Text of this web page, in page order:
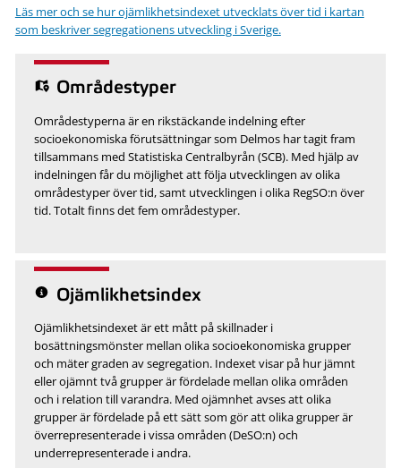
Läs mer och se hur ojämlikhetsindexet utvecklats över tid i kartan
som beskriver segregationens utveckling i Sverige.
Områdestyper
Områdestyperna är en rikstäckande indelning efter
socioekonomiska förutsättningar som Delmos har tagit fram
tillsammans med Statistiska Centralbyrån (SCB). Med hjälp av
indelningen får du möjlighet att följa utvecklingen av olika
områdestyper över tid, samt utvecklingen i olika RegSO:n över
tid. Totalt finns det fem områdestyper.
Ojämlikhetsindex
Ojämlikhetsindexet är ett mått på skillnader i
bosättningsmönster mellan olika socioekonomiska grupper
och mäter graden av segregation. Indexet visar på hur jämnt
eller ojämnt två grupper är fördelade mellan olika områden
och i relation till varandra. Med ojämnhet avses att olika
grupper är fördelade på ett sätt som gör att olika grupper är
överrepresenterade i vissa områden (DeSO:n) och
underrepresenterade i andra.